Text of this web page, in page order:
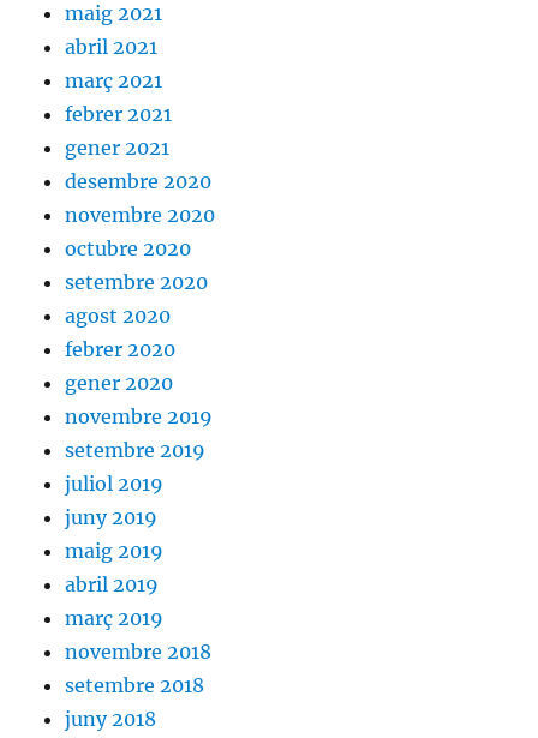
maig 2021
abril 2021
març 2021
febrer 2021
gener 2021
desembre 2020
novembre 2020
octubre 2020
setembre 2020
agost 2020
febrer 2020
gener 2020
novembre 2019
setembre 2019
juliol 2019
juny 2019
maig 2019
abril 2019
març 2019
novembre 2018
setembre 2018
juny 2018